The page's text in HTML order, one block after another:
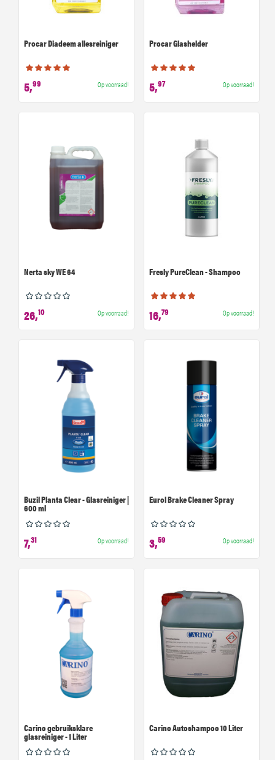
Procar Diadeem allesreiniger
5,99 Op voorraad!
Procar Glashelder
5,97 Op voorraad!
Nerta sky WE 64
26,10 Op voorraad!
Fresly PureClean - Shampoo
16,79 Op voorraad!
Buzil Planta Clear - Glasreiniger |
600 ml
7,31 Op voorraad!
Eurol Brake Cleaner Spray
3,59 Op voorraad!
Carino gebruiksklare
glasreiniger - 1 Liter
Carino Autoshampoo 10 Liter